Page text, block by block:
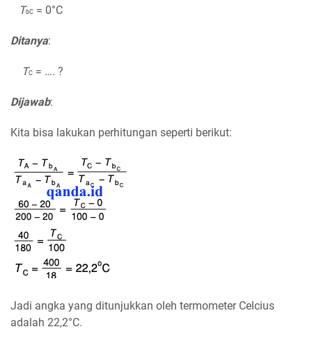
TbC = 0°C
Ditanya:
TC = …. ?
Dijawab:
Kita bisa lakukan perhitungan seperti berikut:
Jadi angka yang ditunjukkan oleh termometer Celcius
adalah 22,2°C.